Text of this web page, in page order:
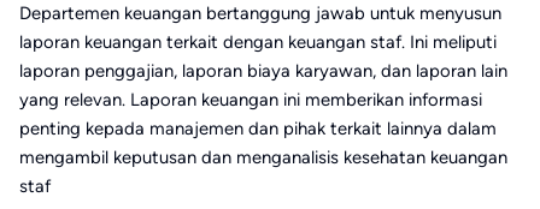
Departemen keuangan bertanggung jawab untuk menyusun
laporan keuangan terkait dengan keuangan staf. Ini meliputi
laporan penggajian, laporan biaya karyawan, dan laporan lain
yang relevan. Laporan keuangan ini memberikan informasi
penting kepada manajemen dan pihak terkait lainnya dalam
mengambil keputusan dan menganalisis kesehatan keuangan
staf